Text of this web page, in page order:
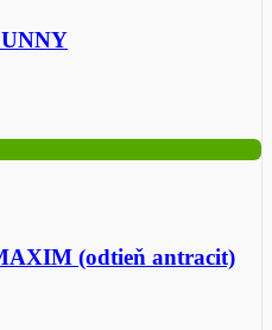
(odtieň antracit)